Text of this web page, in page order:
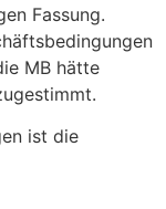
Fassung.
MB hätte
ist die